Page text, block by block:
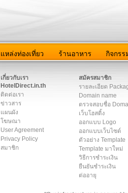
แหล่งท่องเที่ยว ร้านอาหาร กิจกรร
เกี่ยวกับเรา
HotelDirect.in.th
ติดต่อเรา
ข่าวสาร
แผนผัง
โฆษณา
User Agreement
Privacy Policy
สมาชิก
สมัครสมาชิก
รายละเอียด
Domain name
ตรวจสอบชื่อ
เว็บโฮสติ้ง
ออกแบบ Logo
ออกแบบเว็บไซต์
ตัวอย่าง Template
Template มาใหม่
วิธีการชำระเงิน
ยืนยันชำระเงิน
ต่ออายุ